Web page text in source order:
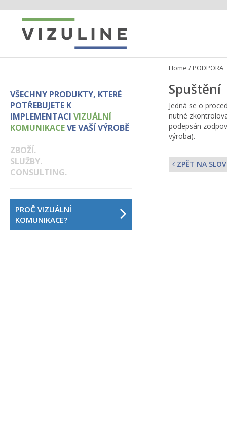
VŠECHNY PRODUKTY, KTERÉ
POTŘEBUJETE K
IMPLEMENTACI VIZUÁLNÍ
KOMUNIKACEVE VAŠÍ VÝROBĚ
ZBOŽÍ.
SLUŽBY.
CONSULTING.
PROČ VIZUÁLNÍ
KOMUNIKACE?
Home /PODPORA
Spuštění
Jedná se o
nutné
podepsán
výroba).
ZPĚT NA